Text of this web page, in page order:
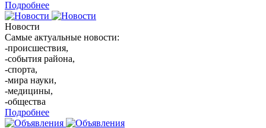
Подробнее
Новости
Самые актуальные новости:
-происшествия,
-события района,
-спорта,
-мира науки,
-медицины,
-общества
Подробнее